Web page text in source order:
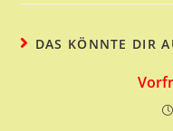
DAS KÖNNTE DIR